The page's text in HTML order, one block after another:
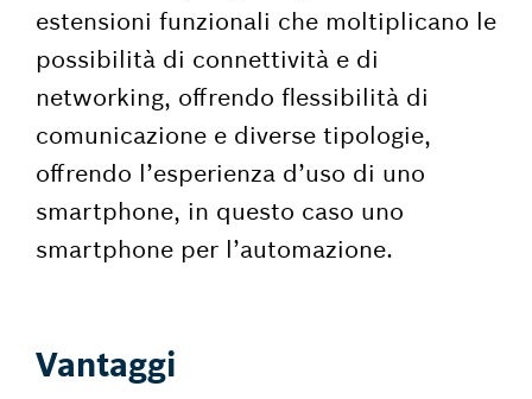
estensioni funzionali che moltiplicano le
possibilità di connettività e di
networking, offrendo flessibilità di
comunicazione e diverse tipologie,
offrendo l’esperienza d’uso di uno
smartphone, in questo caso uno
smartphone per l’automazione.
Vantaggi